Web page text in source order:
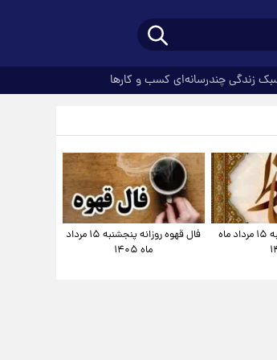
زندگیچندرسانه‌ای کسب و کارها
فال حافظ پنجشنبه ۱۵ مرداد ماه
فال قهوه روزانه پنجشنبه ۱۵ مرداد
ماه ۱۴۰۵